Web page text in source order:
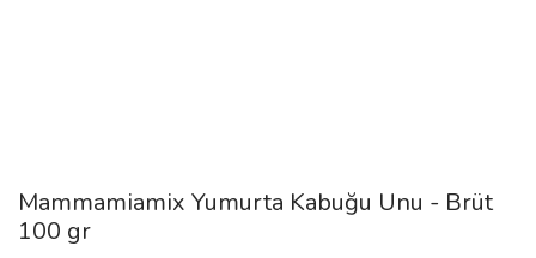
Mammamiamix Yumurta Kabuğu Unu - Brüt
100 gr